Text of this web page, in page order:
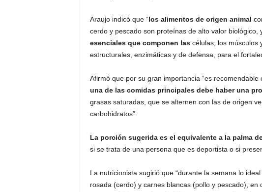
Araujo indicó que “los alimentos de origen animal
cerdo y pescado son proteínas de alto valor biológico,
esenciales que componen las células, los músculos
estructurales, enzimáticas y de defensa, para el
Afirmó que por su gran importancia “es
una de las comidas principales debe haber una
grasas saturadas, que se alternen con las de origen
carbohidratos”.
La porción sugerida es el equivalente a la palma
si se trata de una persona que es deportista o si
La nutricionista sugirió que “durante la semana lo
rosada (cerdo) y carnes blancas (pollo y pescado),